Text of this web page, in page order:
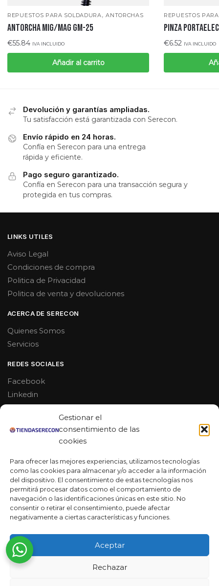
Gestionar el
consentimiento de las
cookies
Para ofrecer las mejores experiencias, utilizamos tecnologías
como las cookies para almacenar y/o acceder a la información
del dispositivo. El consentimiento de estas tecnologías nos
permitirá procesar datos como el comportamiento de
navegación o las identificaciones únicas en este sitio. No
consentir o retirar el consentimiento, puede afectar
negativamente a ciertas características y funciones.
Aceptar
Rechazar
REPUESTOS PARA SOLDADURA,ANTORCHAS
ANTORCHA MIG/MAG GM-25
€55.84 IVA INCLUIDO
Añadir al carrito
REPUESTOS
PINZA
€6.52 IVA INCLUIDO
Devolución y garantías ampliadas.
Tu satisfacción está garantizada con Serecon.
Envío rápido en 24 horas.
Confía en Serecon para una entrega
rápida y eficiente.
Pago seguro garantizado.
Confía en Serecon para una transacción segura y
protegida en tus compras.
LINKS UTILES
Aviso Legal
Condiciones de compra
Politica de Privacidad
Politica de venta y devoluciones
ACERCA DE SERECON
Quienes Somos
Servicios
REDES SOCIALES
Facebook
Linkedin
MAS DE 50 RESEÑAS
★★★★★
La verdad es que fue una compra muy económica, la
calidad mucho mejor de lo que esperaba y la entrega en un
día. ¡Estoy muy satisfecha con la atención al cliente y el
servicio!
Desarrollado por
Ready Marketing 2023 ©